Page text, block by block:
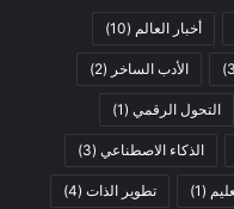
أخبار العالم (10)
الأدب الساخر (2)
التحول الرقمي (1)
الذكاء الاصطناعي (3)
(1) تطوير الذات (4)